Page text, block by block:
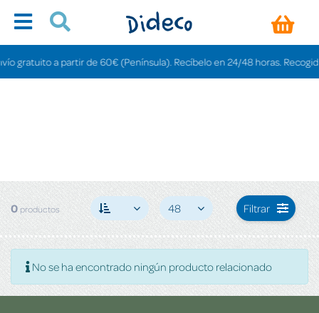
gratuito a partir de 60€ (Península). Recíbelo en 24/48 horas. Recogida
0productos 48 Filtrar
No se ha encontrado ningún producto relacionado